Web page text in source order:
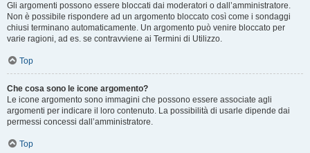
Gli argomenti possono essere bloccati dai moderatori o dall’amministratore.
Non è possibile rispondere ad un argomento bloccato così come i sondaggi
chiusi terminano automaticamente. Un argomento può venire bloccato per
varie ragioni, ad es. se contravviene ai Termini di Utilizzo.
Top
Che cosa sono le icone argomento?
Le icone argomento sono immagini che possono essere associate agli
argomenti per indicare il loro contenuto. La possibilità di usarle dipende dai
permessi concessi dall’amministratore.
Top